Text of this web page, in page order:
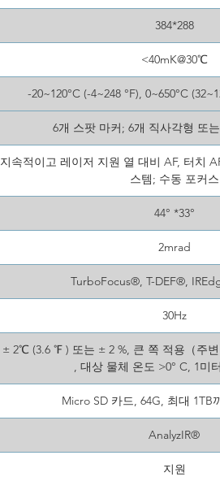
384*288
<40mK@30℃
-20~120°C (-4~248 °F), 0~650°C
6개 스팟 마커; 6개 직사각형 또
지속적이고 레이저 지원 열 대비 AF, 터치
스템; 수동 포커스
44° *33°
2mrad
TurboFocus®, T-DEF®,
30Hz
± 2℃ (3.6 ℉ ) 또는 ± 2 %, 큰 쪽 적용（주
, 대상 물체 온도 >0° C, 1미
Micro SD 카드, 64G, 최대 1TB
AnalyzIR®
지원